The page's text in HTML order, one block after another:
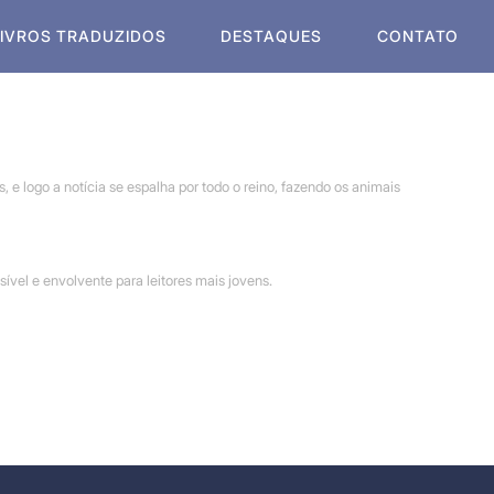
TRADUZIDOS DESTAQUES CONTATO
logo a notícia se espalha por todo o reino, fazendo os animais
e envolvente para leitores mais jovens.